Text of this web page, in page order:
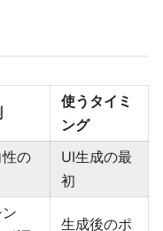
使うタイミ
ング
の
UI生成の最
初
生成後のポ